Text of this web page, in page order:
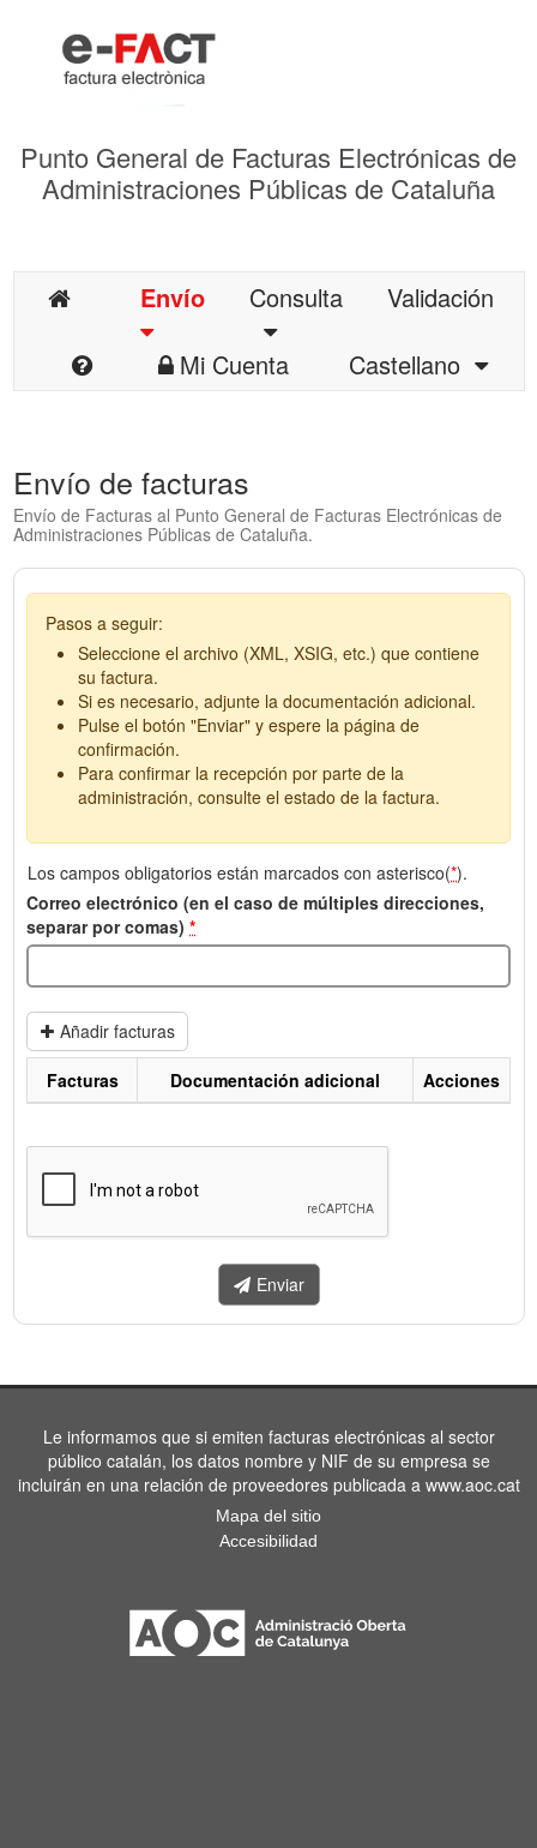
Punto General de Facturas Electrónicas de
Administraciones Públicas de Cataluña
Envío Consulta
Validación
Mi Cuenta
Castellano
Envío de facturas
Envío de Facturas al Punto General de Facturas Electrónicas de
Administraciones Públicas de Cataluña.
Pasos a seguir:
Seleccione el archivo (XML, XSIG, etc.) que contiene
su factura.
Si es necesario, adjunte la documentación adicional.
Pulse el botón "Enviar" y espere la página de
confirmación.
Para confirmar la recepción por parte de la
administración, consulte el estado de la factura.
Los campos obligatorios están marcados con asterisco(*).
Correo electrónico (en el caso de múltiples direcciones,
separar por comas) *
Añadir facturas
enviar.
Facturas Documentación adicional Acciones
Enviar
Le informamos que si emiten facturas electrónicas al sector
público catalán, los datos nombre y NIF de su empresa se
incluirán en una relación de proveedores publicada a www.aoc.cat
Mapa del sitio
Accesibilidad